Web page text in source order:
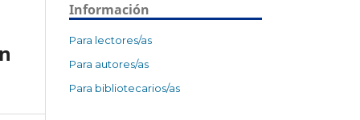
Información
Para lectores/as
Para autores/as
Para bibliotecarios/as